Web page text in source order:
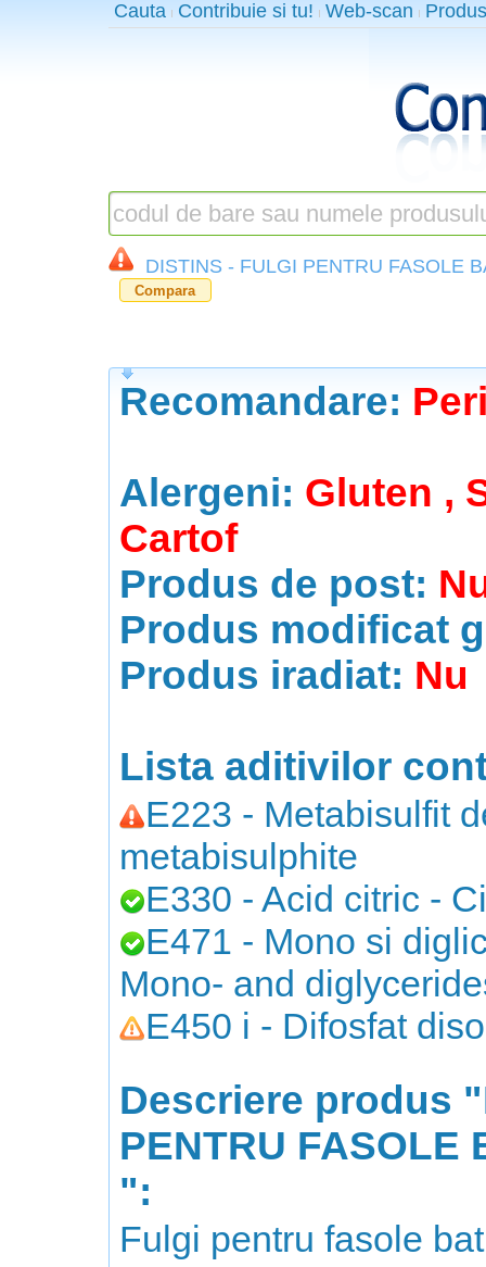
Cauta Contribuie si tu! Web-scan
DISTINS - FULGI PENTRU FASOLE
Compara
Recomandare:
Alergeni: Gluten ,
Cartof
Produs de post:
Produs modificat
Produs iradiat: Nu
Lista aditivilor
E223 - Metabisulfit
metabisulphite
E330 - Acid citric -
E471 - Mono si
Mono- and
E450 i - Difosfat
Descriere produs
PENTRU FASOLE
":
Fulgi pentru fasole